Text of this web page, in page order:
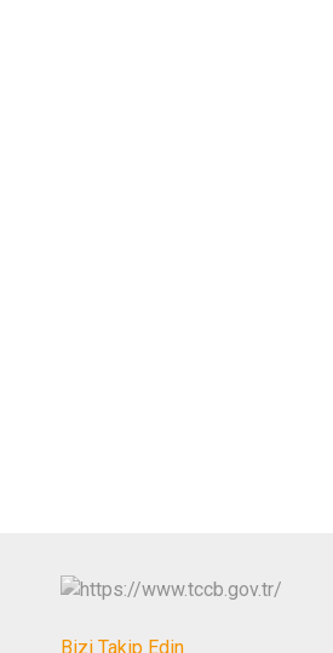
Bizi Takip Edin